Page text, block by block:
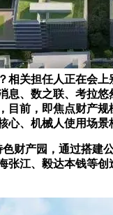
关担任人正在会
、数之联、考拉
前，即焦点财产
、机械人使用场
产园，通过搭建
江、毅达本钱等